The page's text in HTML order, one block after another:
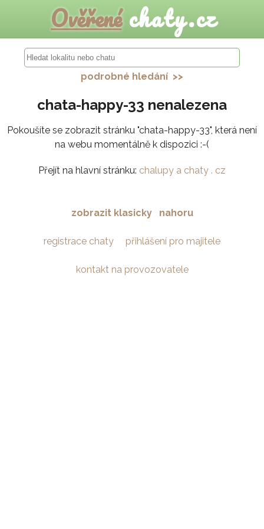
Ověřenéchaty.cz
podrobné hledání >>
chata-happy-33 nenalezena
Pokoušíte se zobrazit stránku "chata-happy-33", která není
na webu momentálně k dispozici :-(
Přejít na hlavní stránku: chalupy a chaty . cz
zobrazit klasicky nahoru
registrace chaty přihlášení pro majitele
kontakt na provozovatele